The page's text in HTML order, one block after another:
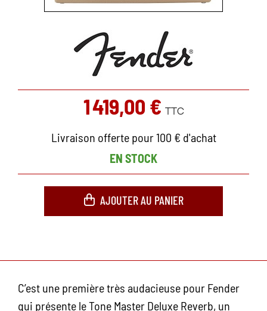
1 419,00 € TTC
Livraison offerte pour 100 € d'achat
EN STOCK
AJOUTER AU PANIER
C’est une première très audacieuse pour Fender
qui présente le Tone Master Deluxe Reverb, un